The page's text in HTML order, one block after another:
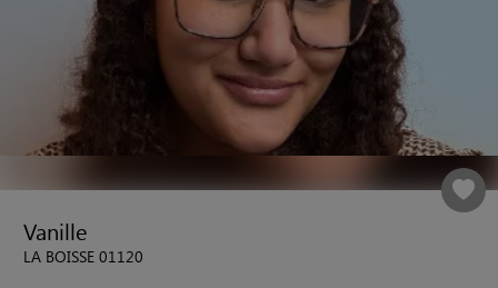
Vanille
LA BOISSE 01120